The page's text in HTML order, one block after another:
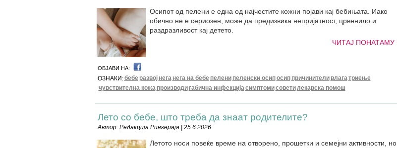
Осипот од пелени е една од најчестите кожни појави кај бебињата. Иако
обично не е сериозен, може да предизвика непријатност, црвенило и
раздразливост кај детето.
ЧИТАЈ ПОНАТАМУ
ОБЈАВИ НА:
ОЗНАКИ:бебе развој нега нега на бебе пелени пеленски осипосип причинители влагатриење
чувствителна кожа производи габична инфекцијасимптомисоветилекарска помош
Лето со бебе, што треба да знаат родителите?
Автор: Редакција Рингераја| 25.6.2026
Летото носи повеќе време на отворено, прошетки и семејни активности, но